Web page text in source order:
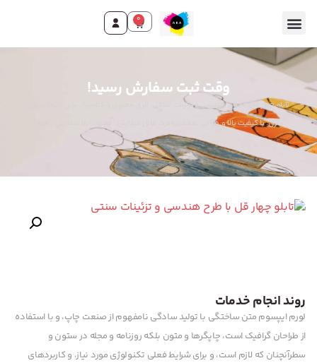
0
وقت ثبت سفارش رسید!
تابلو چهار قل با طرح هندسی و تزئینات سنتی، اثری معنوی و کلاسیک برای دکوراسیون
منزل. با کیفیت بالا و طراحی منحصربه‌فرد، قابل سفارش. همین حالا سفارش دهید!
روند انجام خدمات
لورم ایپسوم متن ساختگی با تولید سادگی نامفهوم از صنعت چاپ، و با استفاده
از طراحان گرافیک است، چاپگرها و متون بلکه روزنامه و مجله در ستون و
سطرآنچنان که لازم است، و برای شرایط فعلی تکنولوژی مورد نیاز، و کاربردهای